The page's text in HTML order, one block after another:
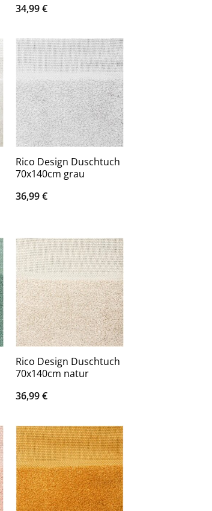
34,99€
Rico Design Duschtuch
70x140cm grau
36,99€
Rico Design Duschtuch
70x140cm natur
36,99€